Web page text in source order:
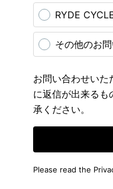
RYDE
その他のお
お問い合わせいた
に返信が出来るも
承ください。
Please read the